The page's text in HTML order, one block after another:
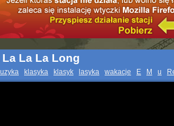
La La La Long
klasyka klasyk lasyka wakacje E M u